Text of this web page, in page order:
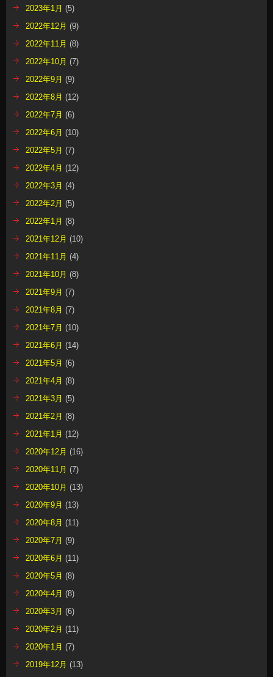
2023年1月 (5)
2022年12月 (9)
2022年11月 (8)
2022年10月 (7)
2022年9月 (9)
2022年8月 (12)
2022年7月 (6)
2022年6月 (10)
2022年5月 (7)
2022年4月 (12)
2022年3月 (4)
2022年2月 (5)
2022年1月 (8)
2021年12月 (10)
2021年11月 (4)
2021年10月 (8)
2021年9月 (7)
2021年8月 (7)
2021年7月 (10)
2021年6月 (14)
2021年5月 (6)
2021年4月 (8)
2021年3月 (5)
2021年2月 (8)
2021年1月 (12)
2020年12月 (16)
2020年11月 (7)
2020年10月 (13)
2020年9月 (13)
2020年8月 (11)
2020年7月 (9)
2020年6月 (11)
2020年5月 (8)
2020年4月 (8)
2020年3月 (6)
2020年2月 (11)
2020年1月 (7)
2019年12月 (13)